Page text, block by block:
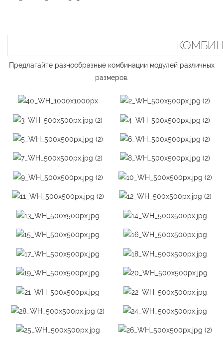
Предлагайте разнообразные комбинации модулей различных
размеров.